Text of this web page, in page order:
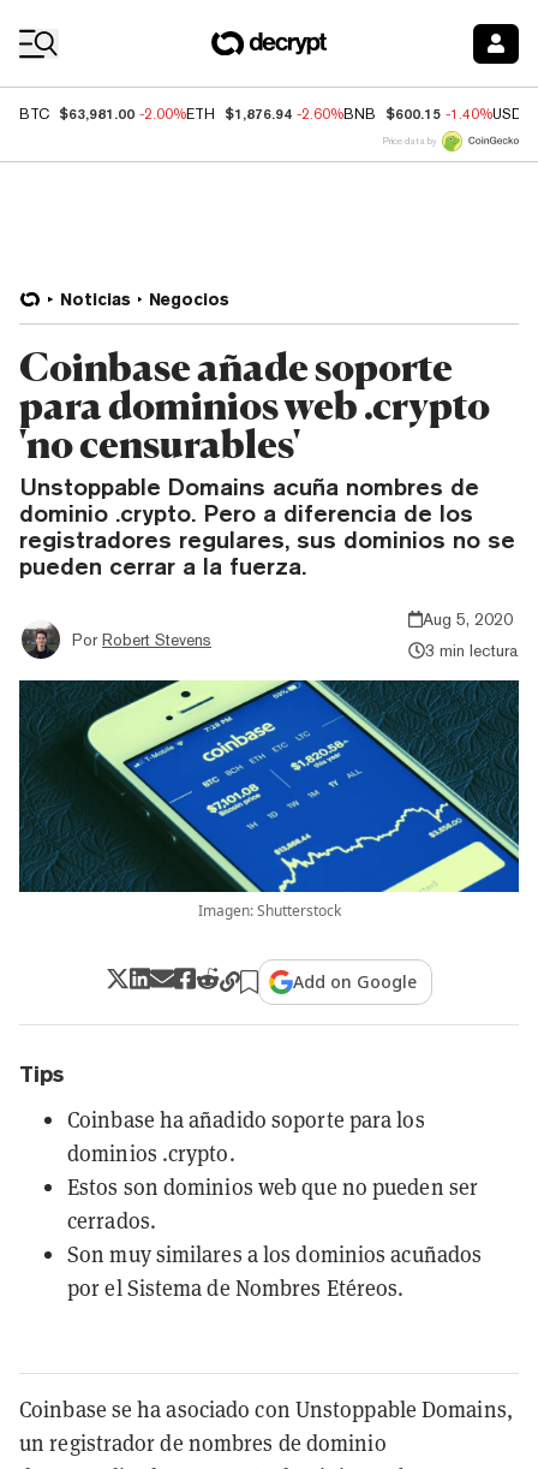
BTC $63,981.00 -2.00%ETH $1,876.94 -2.60%BNB $600.15 -1.40%USDC
Price data by
Noticias Negocios
Coinbase añade soporte
para dominios web .crypto
'no censurables'
Unstoppable Domains acuña nombres de
dominio .crypto. Pero a diferencia de los
registradores regulares, sus dominios no se
pueden cerrar a la fuerza.
Por Robert Stevens
Aug 5, 2020
3 min lectura
Imagen: Shutterstock
Add on Google
Tips
Coinbase ha añadido soporte para los
dominios .crypto.
Estos son dominios web que no pueden ser
cerrados.
Son muy similares a los dominios acuñados
por el Sistema de Nombres Etéreos.
Coinbase se ha asociado con Unstoppable Domains,
un registrador de nombres de dominio